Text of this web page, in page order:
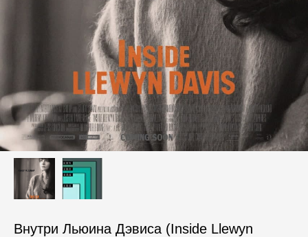
Внутри Льюина Дэвиса (Inside Llewyn